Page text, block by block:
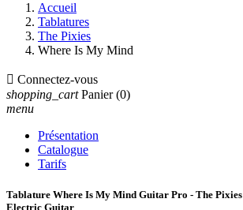
Accueil
Tablatures
The Pixies
Where Is My Mind
 Connectez-vous
shopping_cart Panier (0)
menu
Présentation
Catalogue
Tarifs
Tablature Where Is My Mind Guitar Pro - The Pixies
Electric Guitar